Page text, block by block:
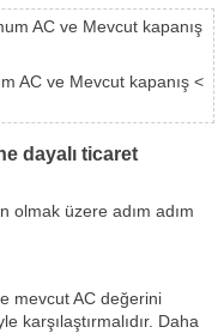
AC ve Mevcut kapanış
AC ve Mevcut kapanış <
dayalı ticaret
olmak üzere adım adım
mevcut AC değerini
karşılaştırmalıdır. Daha